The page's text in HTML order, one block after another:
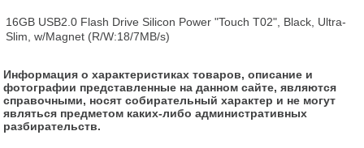
16GB USB2.0 Flash Drive Silicon Power "Touch T02", Black, Ultra-
Slim, w/Magnet (R/W:18/7MB/s)
Информация о характеристиках товаров, описание и
фотографии представленные на данном сайте, являются
справочными, носят собирательный характер и не могут
являться предметом каких-либо административных
разбирательств.